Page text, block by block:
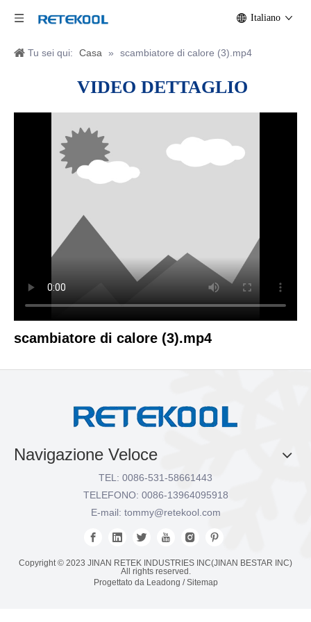
Italiano
Tu sei qui: Casa » scambiatore di calore (3).mp4
VIDEO DETTAGLIO
scambiatore di calore (3).mp4
Navigazione Veloce
TEL: 0086-531-58661443
TELEFONO: 0086-13964095918
E-mail: tommy@retekool.com
Copyright © 2023 JINAN RETEK INDUSTRIES INC(JINAN BESTAR INC)
All rights reserved.
Progettato da Leadong /Sitemap